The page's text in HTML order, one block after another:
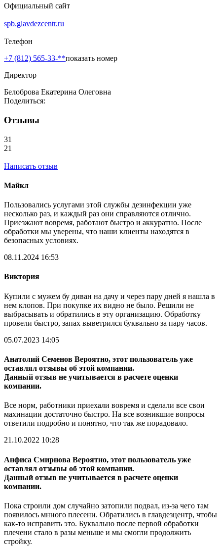
Официальный сайт
spb.glavdezcentr.ru
Телефон
+7 (812) 565-33-**показать номер
Директор
Белоброва Екатерина Олеговна
Поделиться:
Отзывы
31
21
Написать отзыв
Майкл
Пользовались услугами этой службы дезинфекции уже
несколько раз, и каждый раз они справляются отлично.
Приезжают вовремя, работают быстро и аккуратно. После
обработки мы уверены, что наши клиенты находятся в
безопасных условиях.
08.11.2024 16:53
Виктория
Купили с мужем бу диван на дачу и через пару дней я нашла в
нем клопов. При покупке их видно не было. Решили не
выбрасывать и обратились в эту организацию. Обработку
провели быстро, запах выветрился буквально за пару часов.
05.07.2023 14:05
Анатолий Семенов Вероятно, этот пользователь уже
оставлял отзывы об этой компании.
Данный отзыв не учитывается в расчете оценки
компании.
Все норм, работники приехали вовремя и сделали все свои
махинации достаточно быстро. На все возникшие вопросы
ответили подробно и понятно, что так же порадовало.
21.10.2022 10:28
Анфиса Смирнова Вероятно, этот пользователь уже
оставлял отзывы об этой компании.
Данный отзыв не учитывается в расчете оценки
компании.
Пока строили дом случайно затопили подвал, из-за чего там
появилось мнного плесени. Обратились в главдезцентр, чтобы
как-то исправить это. Буквально после первой обработки
плечени стало в разы меньше и мы смогли продолжить
стройку.